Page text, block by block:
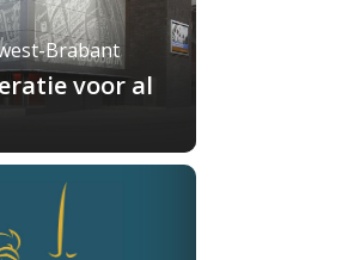
Brabant
voor al